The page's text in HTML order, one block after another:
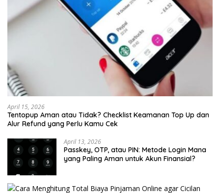
April 15, 2026
Tentopup Aman atau Tidak? Checklist Keamanan Top Up dan
Alur Refund yang Perlu Kamu Cek
April 13, 2026
Passkey, OTP, atau PIN: Metode Login Mana
yang Paling Aman untuk Akun Finansial?